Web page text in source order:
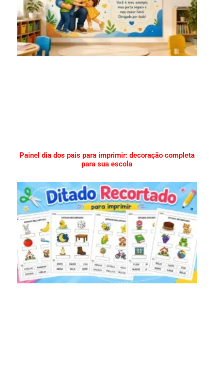
Painel dia dos pais para imprimir: decoração completa
para sua escola